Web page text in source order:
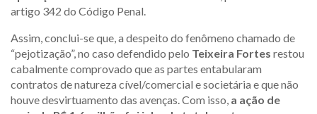
artigo 342 do Código Penal.
Assim, conclui-se que, a despeito do fenômeno chamado de
“pejotização”, no caso defendido pelo Teixeira Fortes restou
cabalmente comprovado que as partes entabularam
contratos de natureza cível/comercial e societária e que não
houve desvirtuamento das avenças. Com isso, a ação de